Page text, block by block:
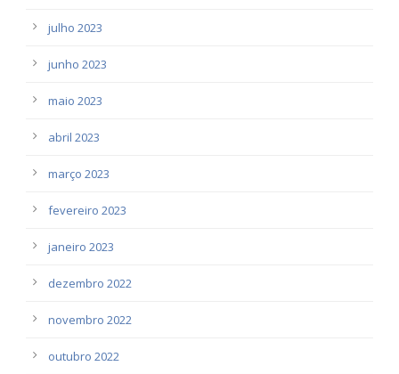
julho 2023
junho 2023
maio 2023
abril 2023
março 2023
fevereiro 2023
janeiro 2023
dezembro 2022
novembro 2022
outubro 2022